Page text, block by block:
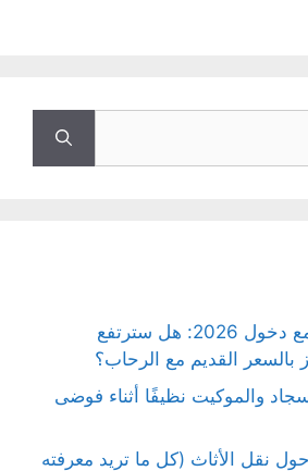
أسعار نقل العفش مع دخول 2026: هل سترتفع
بالسعر القديم مع الرحاب؟
والموكيت نظيفًا أثناء فوضى
نقل الأثاث (كل ما تريد معرفته